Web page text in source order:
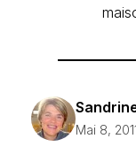
Mai 8,